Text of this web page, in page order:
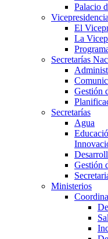
Palacio
Vicepresidencia
El
La
Secretarías
Gestión
Secretarías
Agua
Gestión
Ministerios